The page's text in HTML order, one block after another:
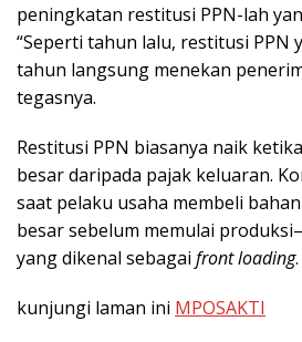
peningkatan restitusi PPN-lah
“Seperti tahun lalu, restitusi PPN
tahun langsung menekan
tegasnya.
Restitusi PPN biasanya naik
besar daripada pajak keluaran.
saat pelaku usaha membeli
besar sebelum memulai
yang dikenal sebagai front loading.
kunjungi laman ini MPOSAKTI